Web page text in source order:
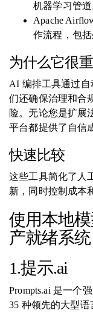
机器学习管道
Apache
作流程，包
为什么它很
AI 编排工具通过
们还确保治理和合
险。无论您是扩展
平台都提供了自信
快速比较
这些工具简化了人
新，同时控制成本
使用本地
产就绪系统
1.提示.ai
Prompts.ai 是一个
35 种领先的大型语